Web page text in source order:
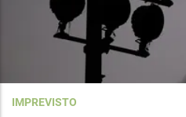
IMPREVISTO